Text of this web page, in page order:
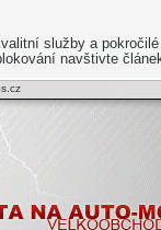
služby a
navštivte